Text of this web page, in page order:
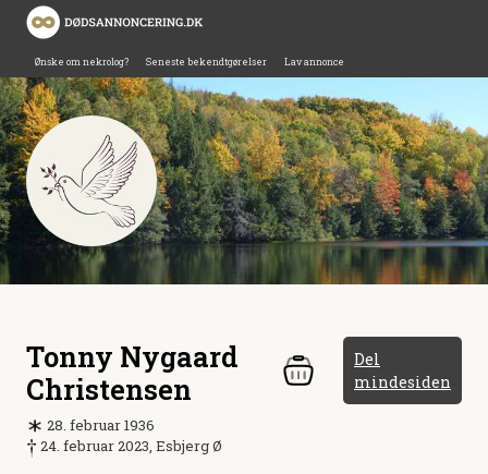
Ønske om nekrolog? Seneste bekendtgørelser Lav annonce
Tonny Nygaard
Christensen
Del
mindesiden
28. februar 1936
24. februar 2023, Esbjerg Ø